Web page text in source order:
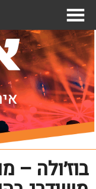
אודות
מחלקות
תנאי עבודה
שכר והסכמים
מידע לחבר.ה
בוז׳ולה –